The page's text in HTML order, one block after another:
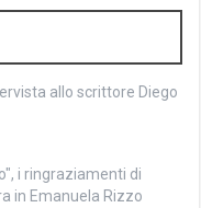
allo scrittore Diego
i ringraziamenti di
in Emanuela Rizzo